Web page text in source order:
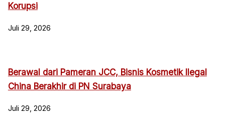
Korupsi
Juli 29, 2026
Berawal dari Pameran JCC, Bisnis Kosmetik Ilegal
China Berakhir di PN Surabaya
Juli 29, 2026